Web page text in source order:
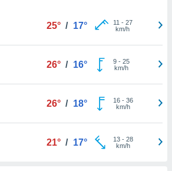
25° / 17° 11 - 27
km/h
26° / 16° 9- 25
km/h
26° / 18° 16- 36
km/h
21° / 17° 13- 28
km/h